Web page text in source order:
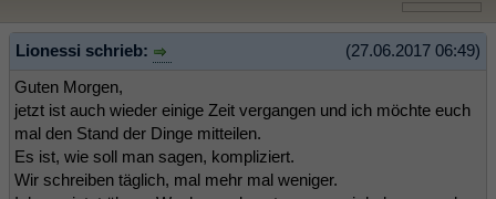
(27.06.2017 06:49)
Lionessi schrieb:
Guten Morgen,
jetzt ist auch wieder einige Zeit vergangen und ich möchte euch
mal den Stand der Dinge mitteilen.
Es ist, wie soll man sagen, kompliziert.
Wir schreiben täglich, mal mehr mal weniger.